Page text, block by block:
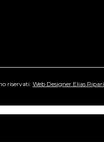
riservati. Web Designer Elias Ripari